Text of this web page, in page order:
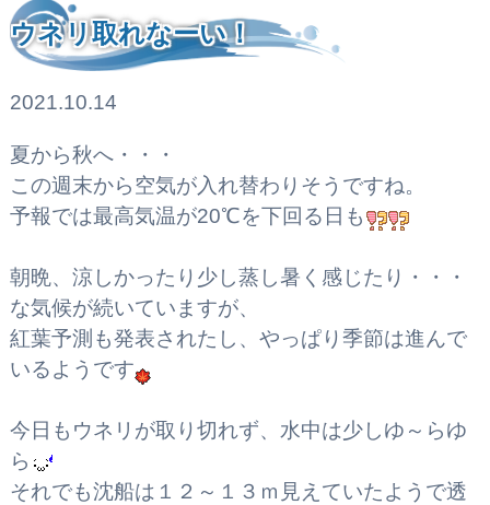
ウネリ取れなーい！
2021.10.14
夏から秋へ・・・
この週末から空気が入れ替わりそうですね。
予報では最高気温が20℃を下回る日も
朝晩、涼しかったり少し蒸し暑く感じたり・・・
な気候が続いていますが、
紅葉予測も発表されたし、やっぱり季節は進んで
いるようです
今日もウネリが取り切れず、水中は少しゆ～らゆ
ら
それでも沈船は１２～１３ｍ見えていたようで透